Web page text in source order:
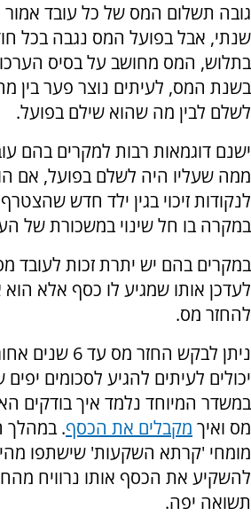
גובה תשלום המס של כל עובד אמור
שנתי, אבל בפועל המס נגבה בכל
בתלוש, המס מחושב על בסיס
בשנת המס, לעיתים נוצר פער בין
לשלם לבין מה שהוא שילם בפועל.
ישנם דוגמאות רבות למקרים בהם
ממה שעליו היה לשלם בפועל, אם
לנקודות זיכוי בגין ילד חדש
במקרה בו חל שינוי במשכורת של
במקרים בהם יש יתרת זכות לעובד
לעדכן אותו שמגיע לו כסף אלא
להחזר מס.
ניתן לבקש החזר
יכולים לעיתים להגיע לסכומים
במשדר המיוחד נלמד איך בודקים
מס ואיך מקבלים את הכסף. במהלך
מומחי 'קרתא השקעות' שישתפו
להשקיע את הכסף אותו נרוויח
תשואה יפה.